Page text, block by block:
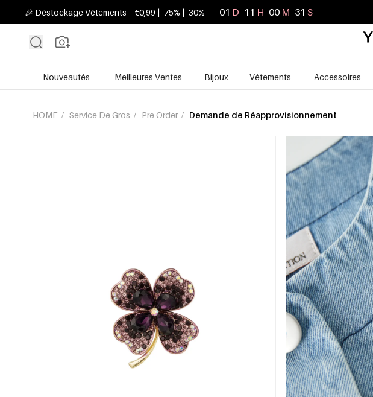
🎉 Déstockage Vêtements – €0,99 | -75% | -30% 01 D 11 H 00 M 30 S
Nouveautés Meilleures Ventes Bijoux Vêtements Accessoires
HOME / Service De Gros / Pre Order / Demande de Réapprovisionnement